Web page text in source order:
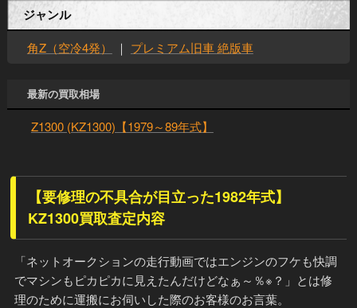
ジャンル
角Z（空冷4発） ｜ プレミアム旧車 絶版車
最新の買取相場
Z1300 (KZ1300)【1979～89年式】
【要修理の不具合が目立った1982年式】
KZ1300買取査定内容
「ネットオークションの走行動画ではエンジンのフケも快調
でマシンもピカピカに見えたんだけどなぁ～％※？」とは修
理のために運搬にお伺いした際のお客様のお言葉。